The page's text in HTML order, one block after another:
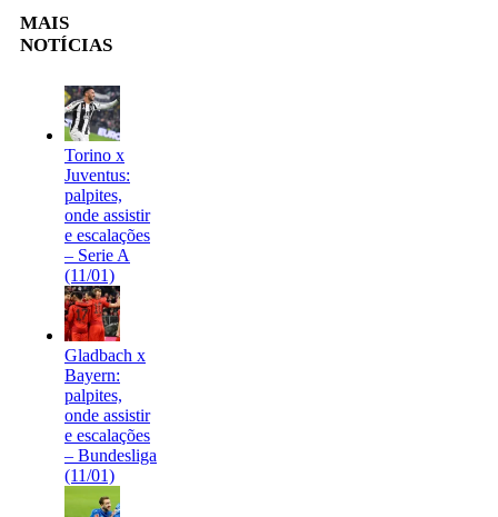
MAIS
NOTÍCIAS
Torino x
Juventus:
palpites,
onde assistir
e escalações
– Serie A
(11/01)
Gladbach x
Bayern:
palpites,
onde assistir
e escalações
– Bundesliga
(11/01)